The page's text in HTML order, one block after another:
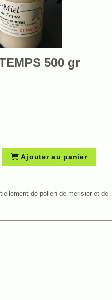
500 gr
Ajouter au panier
de pollen de merisier et de